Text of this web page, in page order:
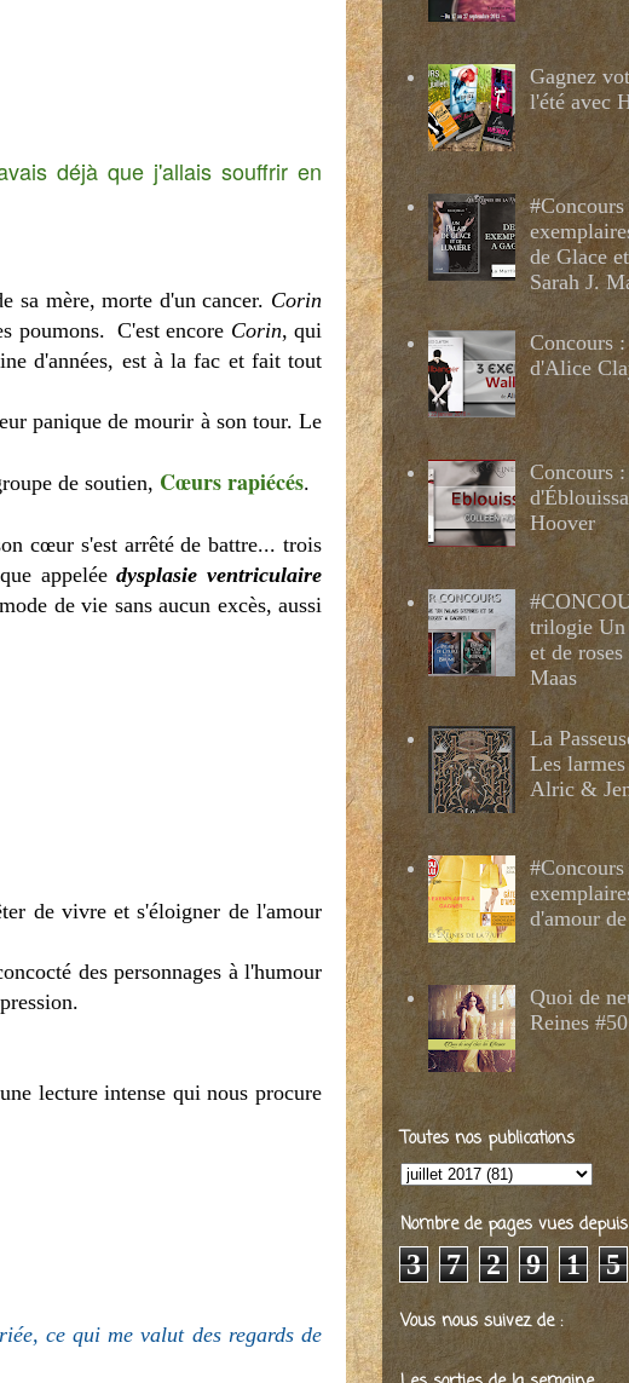
déjà que j'allais souffrir en
sa mère, morte d'un cancer. Corin
poumons. C'est encore Corin, qui
d'années, est à la fac et fait tout
panique de mourir à son tour. Le
de soutien, Cœurs rapiécés.
cœur s'est arrêté de battre... trois
appeléedysplasie ventriculaire
de vie sans aucun excès, aussi
de vivre et s'éloigner de l'amour
des personnages à l'humour
lecture intense qui nous procure
ce qui me valut des regards de
Gagnez
l'été avec
de Glace
Sarah J.
Concours
d'Alice
Concours
Hoover
trilogie Un
et de
Maas
La
Les
Alric &
d'amour
Quoi de
Reines #50
Toutes nos publications
Nombre de pages vues depuis
3 7 2 9 1 5
Vous nous suivez de :